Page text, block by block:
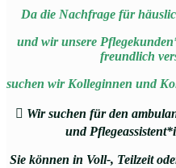
Da die Nachfrage für
und wir unsere
freundlich
suchen wir Kolleginnen und
 Wir suchen für den
und
Sie können in Voll-, Teilzeit